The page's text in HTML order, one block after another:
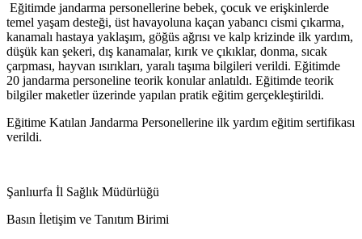
Eğitimde jandarma personellerine bebek, çocuk ve erişkinlerde
temel yaşam desteği, üst havayoluna kaçan yabancı cismi çıkarma,
kanamalı hastaya yaklaşım, göğüs ağrısı ve kalp krizinde ilk yardım,
düşük kan şekeri, dış kanamalar, kırık ve çıkıklar, donma, sıcak
çarpması, hayvan ısırıkları, yaralı taşıma bilgileri verildi. Eğitimde
20 jandarma personeline teorik konular anlatıldı. Eğitimde teorik
bilgiler maketler üzerinde yapılan pratik eğitim gerçekleştirildi.
Eğitime Katılan Jandarma Personellerine ilk yardım eğitim sertifikası
verildi.
Şanlıurfa İl Sağlık Müdürlüğü
Basın İletişim ve Tanıtım Birimi